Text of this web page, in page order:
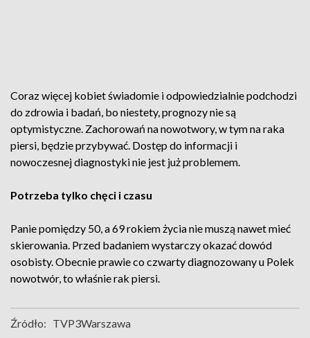
Coraz więcej kobiet świadomie i odpowiedzialnie podchodzi
do zdrowia i badań, bo niestety, prognozy nie są
optymistyczne. Zachorowań na nowotwory, w tym na raka
piersi, będzie przybywać. Dostęp do informacji i
nowoczesnej diagnostyki nie jest już problemem.
Potrzeba tylko chęci i czasu
Panie pomiędzy 50, a 69 rokiem życia nie muszą nawet mieć
skierowania. Przed badaniem wystarczy okazać dowód
osobisty. Obecnie prawie co czwarty diagnozowany u Polek
nowotwór, to właśnie rak piersi.
Źródło: TVP3Warszawa